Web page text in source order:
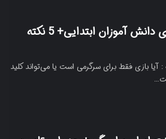
7 نقش بازی در یادگیری دانش آموزان ابتدایی+ 5 نکته
آیا بازی فقط برای سرگرمی است یا می‌تواند کلید